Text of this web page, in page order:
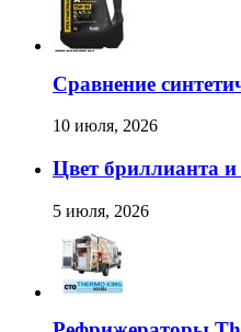
Сравнение
10 июля, 2026
Цвет бриллианта и
5 июля, 2026